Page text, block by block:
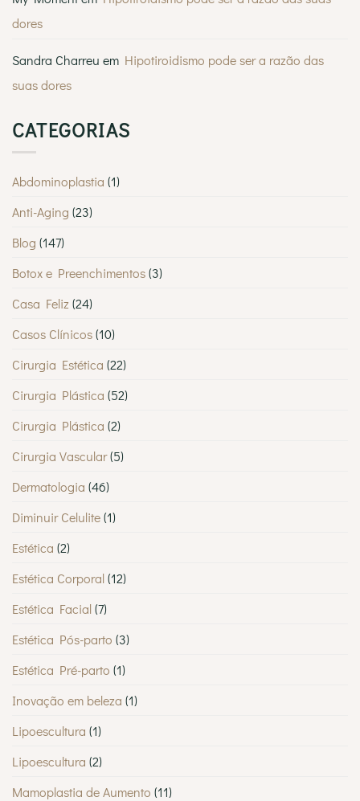
é
escolhida
tantos
dores
Sandra Charreu em Hipotiroidismo pode ser a razão das
suas dores
CATEGORIAS
Abdominoplastia (1)
Anti-Aging (23)
Blog (147)
Botox e Preenchimentos(3)
Casa Feliz (24)
Casos Clínicos(10)
Cirurgia Estética (22)
Cirurgia Plástica (52)
Cirurgia Plástica (2)
Cirurgia Vascular(5)
Dermatologia (46)
Diminuir Celulite(1)
Estética (2)
Estética Corporal(12)
Estética Facial(7)
Estética Pós-parto (3)
Estética Pré-parto (1)
Inovação em beleza (1)
Lipoescultura (1)
Lipoescultura (2)
Mamoplastia de Aumento (11)